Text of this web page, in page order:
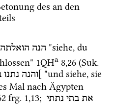
des an den
הנה הואלתה
"siehe, du
1QHa 8,26 (Suk.
]והנה נתנו
"und siehe, sie
Mal nach Ägypten
frg. 1,13; את בתי נתתי